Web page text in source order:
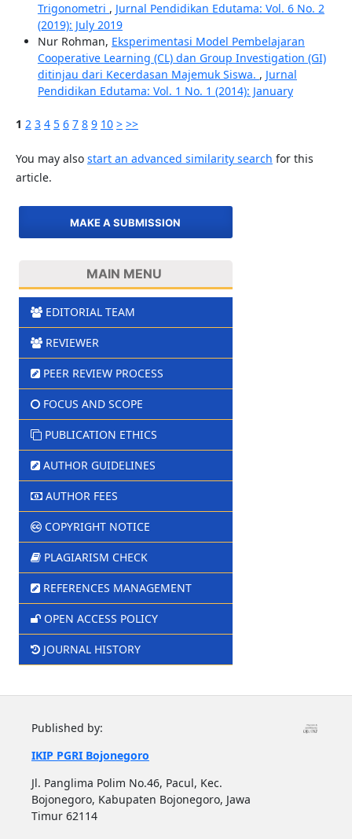
Trigonometri , Jurnal Pendidikan Edutama: Vol. 6 No. 2
(2019): July 2019
Nur Rohman, Eksperimentasi Model Pembelajaran
Cooperative Learning (CL) dan Group Investigation (GI)
ditinjau dari Kecerdasan Majemuk Siswa. , Jurnal
Pendidikan Edutama: Vol. 1 No. 1 (2014): January
1 2 3 4 5 6 7 8 9 10 > >>
You may also start an advanced similarity search for this
article.
MAKE A SUBMISSION
MAIN MENU
EDITORIAL TEAM
REVIEWER
PEER REVIEW PROCESS
FOCUS AND SCOPE
PUBLICATION ETHICS
AUTHOR GUIDELINES
AUTHOR FEES
COPYRIGHT NOTICE
PLAGIARISM CHECK
REFERENCES MANAGEMENT
OPEN ACCESS POLICY
JOURNAL HISTORY
Published by:
IKIP PGRI Bojonegoro
Jl. Panglima Polim No.46, Pacul, Kec.
Bojonegoro, Kabupaten Bojonegoro, Jawa
Timur 62114